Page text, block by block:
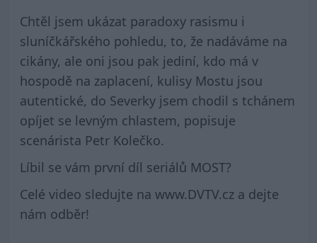
Chtěl jsem ukázat paradoxy rasismu i
sluníčkářského pohledu, to, že nadáváme na
cikány, ale oni jsou pak jediní, kdo má v
hospodě na zaplacení, kulisy Mostu jsou
autentické, do Severky jsem chodil s tchánem
opíjet se levným chlastem, popisuje
scenárista Petr Kolečko.
Líbil se vám první díl seriálů MOST?
Celé video sledujte na www.DVTV.cz a dejte
nám odběr!